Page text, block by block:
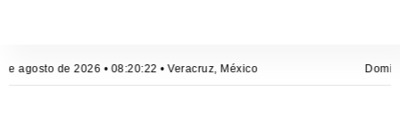
agosto de 2026 • 08:20:23 • Veracruz, México